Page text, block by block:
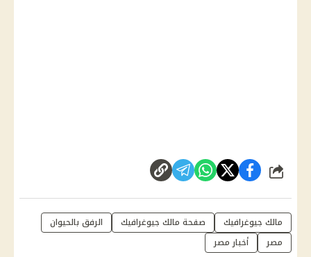
شارك
مالك جيوغرافيك صفحة مالك جيوغرافيك
الرفق بالحيوان
مصر
أخبار مصر